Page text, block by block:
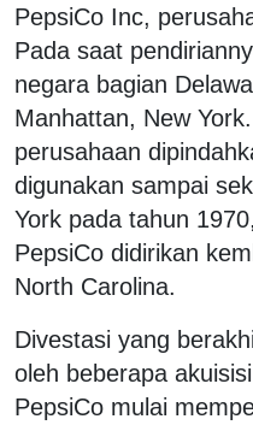
PepsiCo Inc,
Pada saat
negara bagian
Manhattan, New
perusahaan
digunakan sampai
York pada tahun
PepsiCo didirikan
North Carolina.
Divestasi yang
oleh beberapa
PepsiCo mulai